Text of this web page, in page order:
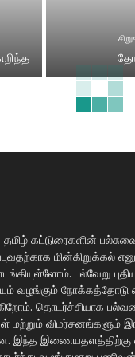
கட்டுரைகளின்
மின்கிறுக்கல்
பல்வேறு
வழங்கும்
தொடர்ச்சியாக
மற்றும் விமர்சனங்களும்
இந்த இணையதளத்திற்கு